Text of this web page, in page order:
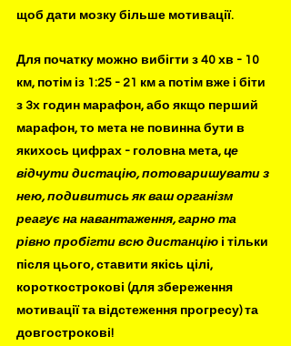
щоб дати мозку більше мотивації.
Для початку можно вибігти з 40 хв - 10
км, потім із 1:25 - 21 км а потім вже і біти
з 3х годин марафон, або якщо перший
марафон, то мета не повинна бути в
якихось цифрах - головна мета, це
відчути дистацію, потоваришувати з
нею, подивитись як ваш організм
реагує на навантаження, гарно та
рівно пробігти всю дистанцію і тільки
після цього, ставити якісь цілі,
короткострокові (для збереження
мотивації та відстеження прогресу) та
довгострокові!